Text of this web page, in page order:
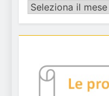
Archivio